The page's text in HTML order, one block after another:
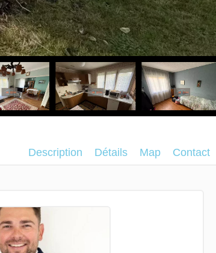
Description Détails Map Contact